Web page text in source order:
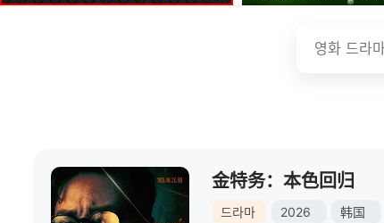
金特务：本色回归
드라마 2026 韩国